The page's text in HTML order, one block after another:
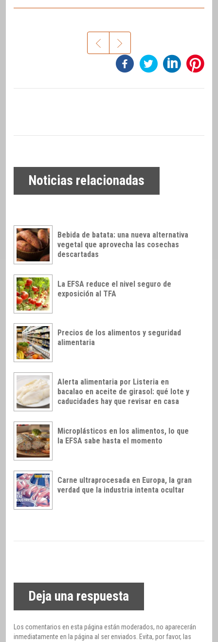
Noticias relacionadas
Bebida de batata: una nueva alternativa
vegetal que aprovecha las cosechas
descartadas
La EFSA reduce el nivel seguro de
exposición al TFA
Precios de los alimentos y seguridad
alimentaria
Alerta alimentaria por Listeria en
bacalao en aceite de girasol: qué lote y
caducidades hay que revisar en casa
Microplásticos en los alimentos, lo que
la EFSA sabe hasta el momento
Carne ultraprocesada en Europa, la gran
verdad que la industria intenta ocultar
Deja una respuesta
Los comentarios en esta página están moderados, no aparecerán
inmediatamente en la página al ser enviados. Evita, por favor, las